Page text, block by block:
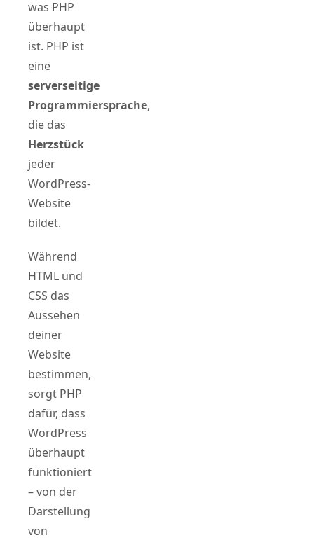
was PHP
überhaupt
ist. PHP ist
eine
serverseitige
Programmiersprache,
die das
Herzstück
jeder
WordPress-
Website
bildet.
Während
HTML und
CSS das
Aussehen
deiner
Website
bestimmen,
sorgt PHP
dafür, dass
WordPress
überhaupt
funktioniert
– von der
Darstellung
von